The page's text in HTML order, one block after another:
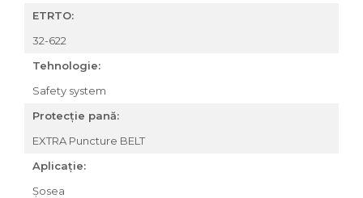
Roți față
Schimbătoare
Schimbătoare față
Schimbătoare spate
Tije sa
Tije telescopice
Coliere tije șa
ETRTO:
32-622
Tehnologie:
Safety system
Protecție pană:
EXTRA Puncture BELT
Aplicație:
Șosea